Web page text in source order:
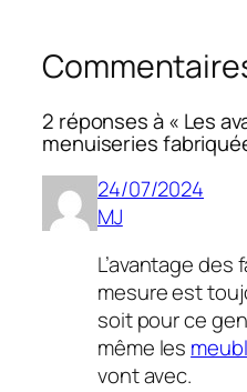
2 réponses à « Les
menuiseries
24/07/2024
MJ
L’avantage
mesure est
soit pour ce
même les
vont avec.